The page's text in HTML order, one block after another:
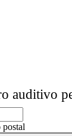
auditivo